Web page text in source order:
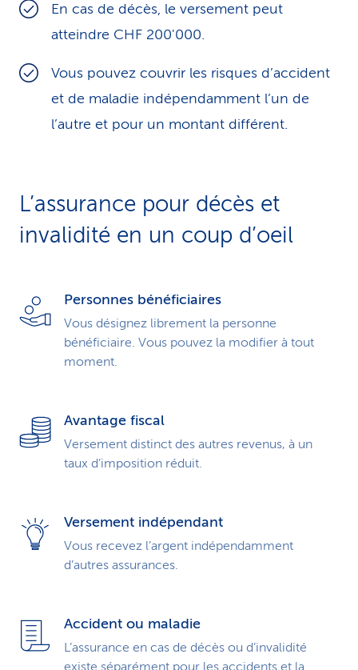
En cas de décès, le versement peut
atteindre CHF 200'000.
Vous pouvez couvrir les risques d’accident
et de maladie indépendamment l’un de
l’autre et pour un montant différent.
L’assurance pour décès et
invalidité en un coup d’oeil
Personnes bénéficiaires
Vous désignez librement la personne
bénéficiaire. Vous pouvez la modifier à tout
moment.
Avantage fiscal
Versement distinct des autres revenus, à un
taux d’imposition réduit.
Versement indépendant
Vous recevez l’argent indépendamment
d’autres assurances.
Accident ou maladie
L’assurance en cas de décès ou d’invalidité
existe séparément pour les accidents et la